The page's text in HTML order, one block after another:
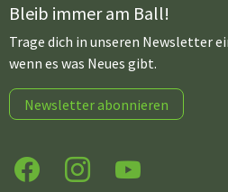
Bleib immer am Ball!
Trage dich in unseren Newsletter
wenn es was Neues gibt.
Newsletter abonnieren